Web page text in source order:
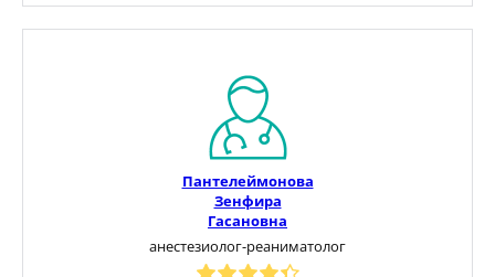
Пантелеймонова
Зенфира
Гасановна
анестезиолог-реаниматолог